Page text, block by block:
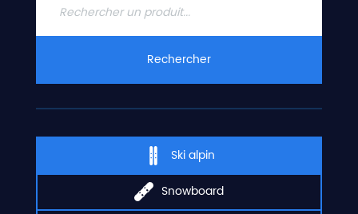
CONTACT
Rechercher
Ski alpin
Snowboard